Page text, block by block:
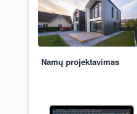
Namų projektavimas